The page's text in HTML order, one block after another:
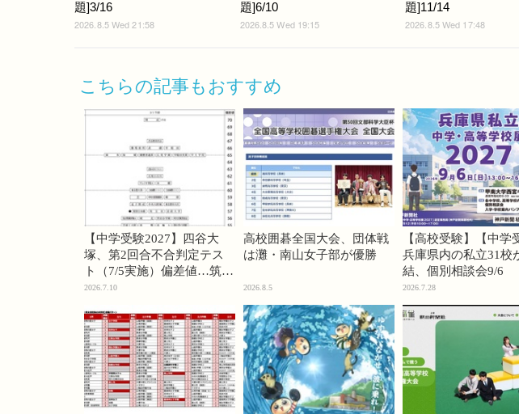
題]3/16
2026.8.5 Wed 21:58
題]6/10
2026.8.5 Wed 19:15
題]11/14
2026.8.5 Wed 17:48
こちらの記事もおすすめ
【中学受験2027】四谷大
塚、第2回合不合判定テス
ト（7/5実施）偏差値…筑駒
74・桜蔭70＜PR＞
2026.7.10
高校囲碁全国大会、団体戦
は灘・南山女子部が優勝
2026.8.5
【高校受験】【中学
兵庫県内の私立31校
結、個別相談会9/6
2026.7.28